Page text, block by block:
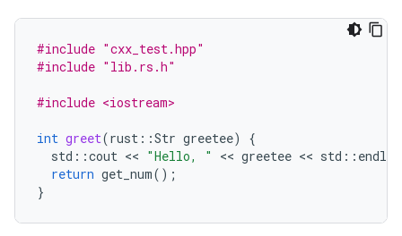
#include "cxx_test.hpp"
#include "lib.rs.h"
#include <iostream>
int greet(rust ::Str greetee)
{
std ::cout << "Hello, " << greetee << std :: endl
return get_num();
}